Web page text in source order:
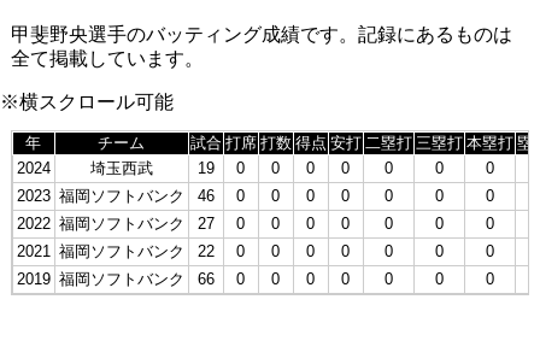
甲斐野央選手のバッティング成績です。記録にあるものは
全て掲載しています。
※横スクロール可能
年 チーム 試合 打席 打数 得点 安打 二塁打 三塁打 本塁打 塁
2024
埼玉西武 19 0 0 0 0 0 0 0
2023 福岡ソフトバンク 46 0 0 0 0 0 0 0
2022 福岡ソフトバンク 27 0 0 0 0 0 0 0
2021 福岡ソフトバンク 22 0 0 0 0 0 0 0
2019 福岡ソフトバンク 66 0 0 0 0 0 0 0